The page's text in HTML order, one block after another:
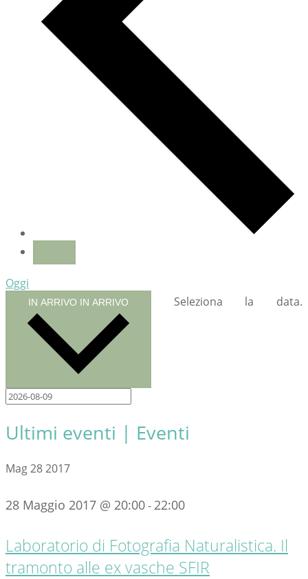
Oggi
IN ARRIVO IN ARRIVO Seleziona la data.
Ultimi eventi | Eventi
Mag282017
28 Maggio 2017 @ 20:00- 22:00
Laboratorio di Fotografia Naturalistica. Il
tramonto alle ex vasche SFIR